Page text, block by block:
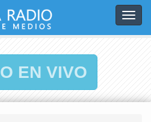
EN VIVO